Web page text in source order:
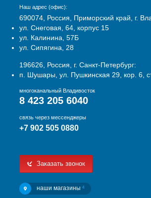
Наш адрес (офис):
690074, Россия, Приморский край, г.
ул. Снеговая, 64, корпус 15
ул. Калинина, 57Б
ул. Сипягина, 28
196626, Россия, г. Санкт-Петербург:
п. Шушары, ул. Пушкинская 29, кор. 6,
многоканальный Владивосток
8 423 205 6040
связь через мессенджеры
+7 902 505 0880
Заказать звонок
наши магазины 4